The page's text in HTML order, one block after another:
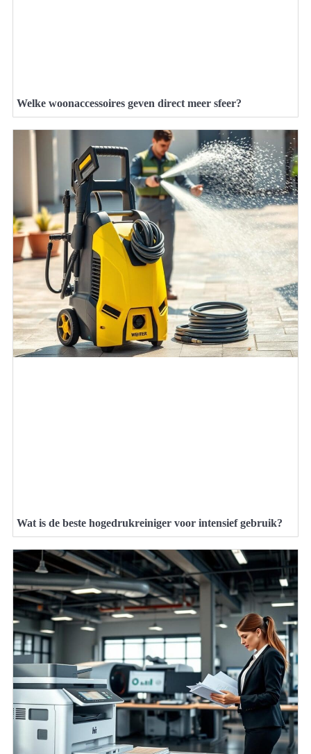
Welke woonaccessoires geven direct meer sfeer?
Wat is de beste hogedrukreiniger voor intensief gebruik?